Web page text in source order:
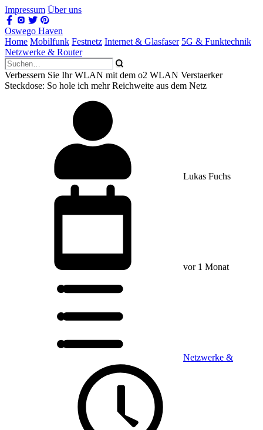
Impressum Über uns
Oswego Haven
Home Mobilfunk Festnetz Internet & Glasfaser 5G & Funktechnik
Netzwerke & Router
Verbessern Sie Ihr WLAN mit dem o2 WLAN Verstaerker
Steckdose: So hole ich mehr Reichweite aus dem Netz
Lukas Fuchs
vor 1 Monat
Netzwerke &